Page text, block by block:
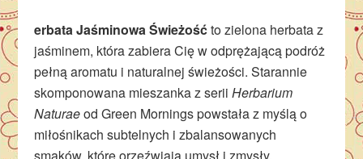
erbata Jaśminowa Świeżośćto zielona herbata z
jaśminem, która zabiera Cię w odprężającą podróż
pełną aromatu i naturalnej świeżości. Starannie
skomponowana mieszanka z seriiHerbarium
Naturaeod Green Mornings powstała z myślą o
miłośnikach subtelnych i zbalansowanych